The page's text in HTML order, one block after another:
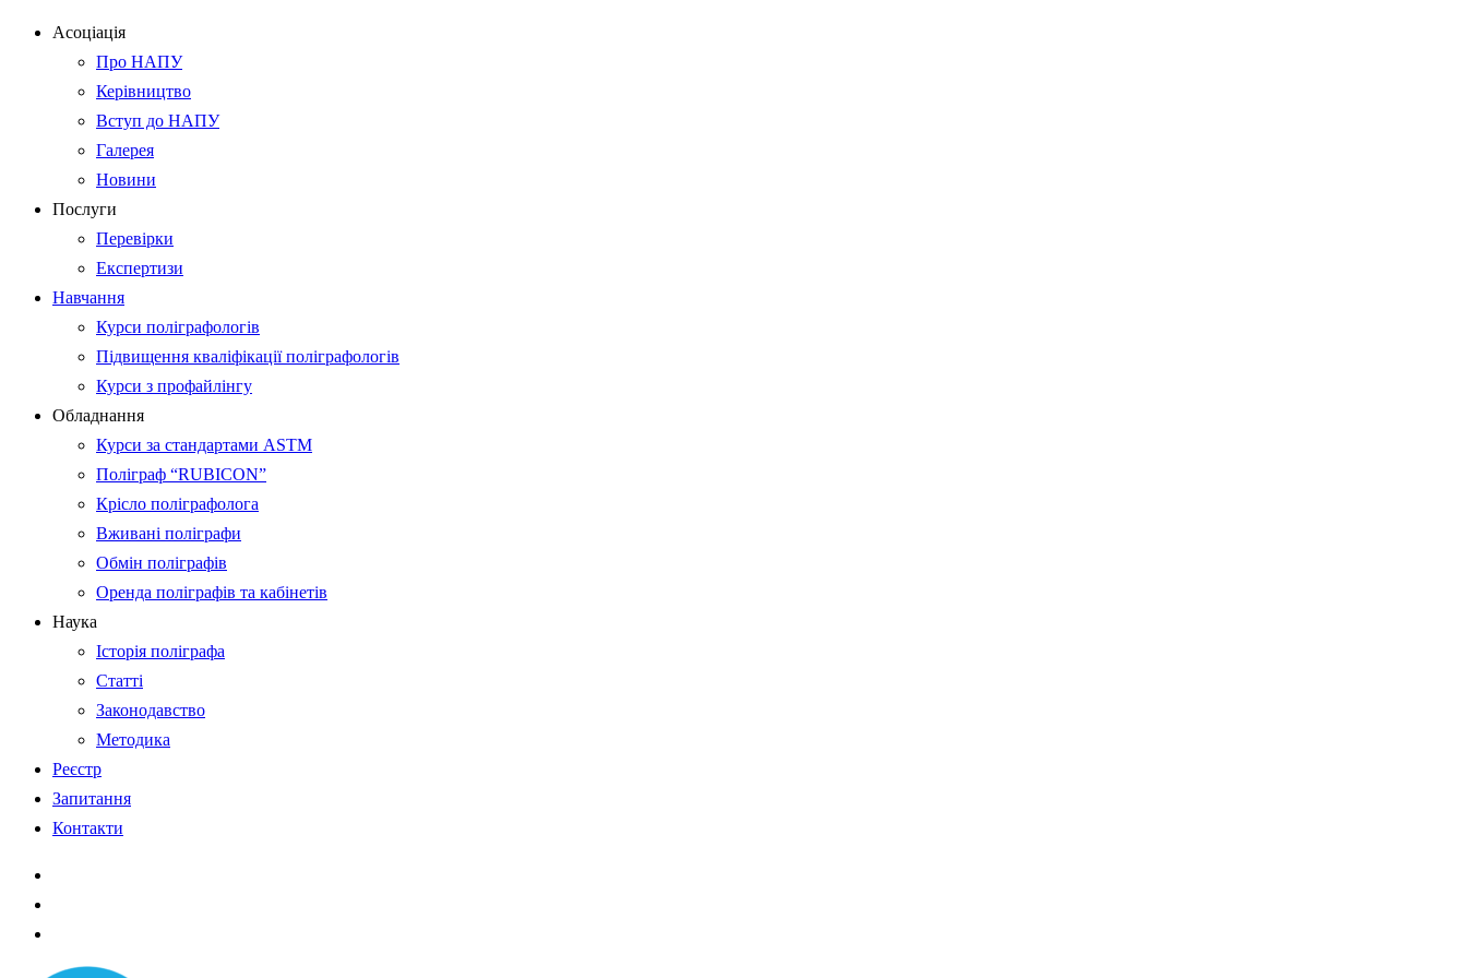
Асоціація
Про НАПУ
Керівництво
Вступ до НАПУ
Галерея
Новини
Послуги
Перевірки
Експертизи
Навчання
Курси поліграфологів
Підвищення кваліфікації поліграфологів
Курси з профайлінгу
Обладнання
Курси за стандартами ASTM
Поліграф “RUBICON”
Крісло поліграфолога
Вживані поліграфи
Обмін поліграфів
Оренда поліграфів та кабінетів
Наука
Історія поліграфа
Статті
Законодавство
Методика
Реєстр
Запитання
Контакти